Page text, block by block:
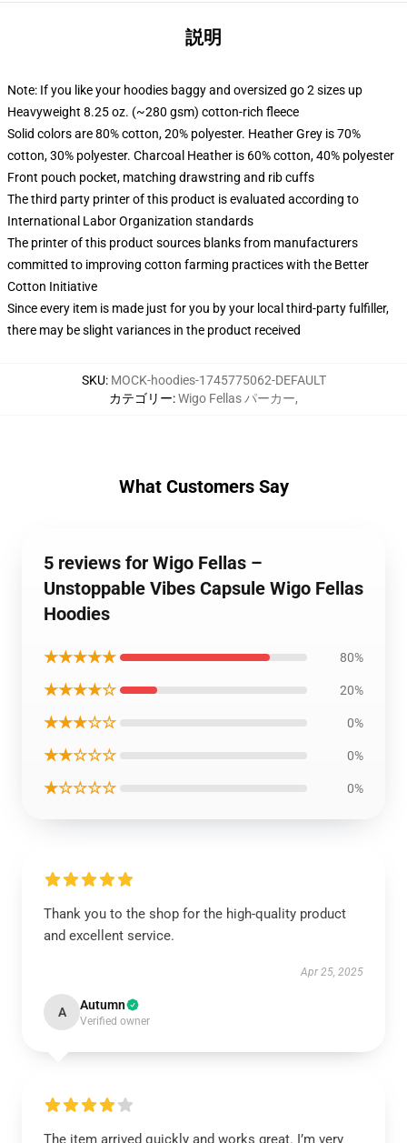
説明
Note: If you like your hoodies baggy and oversized go 2 sizes up
Heavyweight 8.25 oz. (~280 gsm) cotton-rich fleece
Solid colors are 80% cotton, 20% polyester. Heather Grey is 70%
cotton, 30% polyester. Charcoal Heather is 60% cotton, 40% polyester
Front pouch pocket, matching drawstring and rib cuffs
The third party printer of this product is evaluated according to
International Labor Organization standards
The printer of this product sources blanks from manufacturers
committed to improving cotton farming practices with the Better
Cotton Initiative
Since every item is made just for you by your local third-party fulfiller,
there may be slight variances in the product received
SKU: MOCK-hoodies-1745775062-DEFAULT
カテゴリー:Wigo Fellas パーカー,
What Customers Say
5 reviews for Wigo Fellas –
Unstoppable Vibes Capsule Wigo Fellas
Hoodies
★★★★★ 80%
★★★★☆ 20%
★★★☆☆ 0%
★★☆☆☆ 0%
★☆☆☆☆ 0%
Thank you to the shop for the high-quality product
and excellent service.
Apr 25, 2025
A Autumn
Verified owner
The item arrived quickly and works great. I’m very